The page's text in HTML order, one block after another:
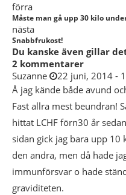
förra
Måste man gå upp 30 kilo
nästa
Snabbfrukost!
Du kanske även gillar
2 kommentarer
Suzanne
22 juni, 2014 -
Å jag kände både avund
Fast allra mest beundran!
hittat LCHF förn30 år
sidan gick jag bara upp 10
den andra, men då hade
immunförsvar o hade
graviditeten.